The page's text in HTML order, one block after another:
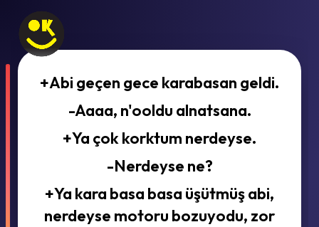
+Abi geçen gece karabasan geldi.
-Aaaa, n'ooldu alnatsana.
+Ya çok korktum nerdeyse.
-Nerdeyse ne?
+Ya kara basa basa üşütmüş abi,
nerdeyse motoru bozuyodu, zor